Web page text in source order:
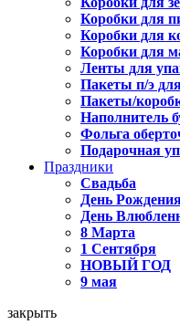
Коробки для
Коробки для
Коробки для
Ленты для
Пакеты п/э
Пакеты/
Наполнитель
Фольга
Подарочная
Праздники
Свадьба
День
День
8 Марта
1 Сентября
НОВЫЙ ГОД
9 мая
закрыть